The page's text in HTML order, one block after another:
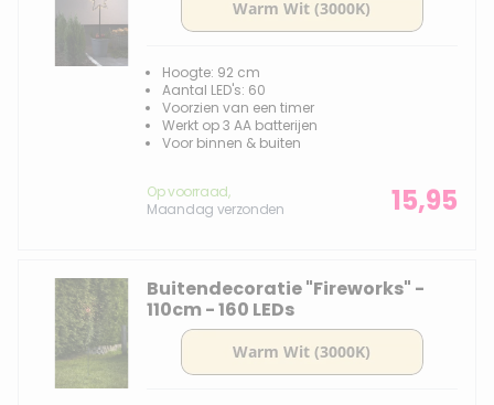
Hoogte: 92 cm
Aantal LED's: 60
Voorzien van een timer
Werkt op 3 AA batterijen
Voor binnen & buiten
Op voorraad,
Maandag verzonden
15,95
Buitendecoratie "Fireworks" -
110cm - 160 LEDs